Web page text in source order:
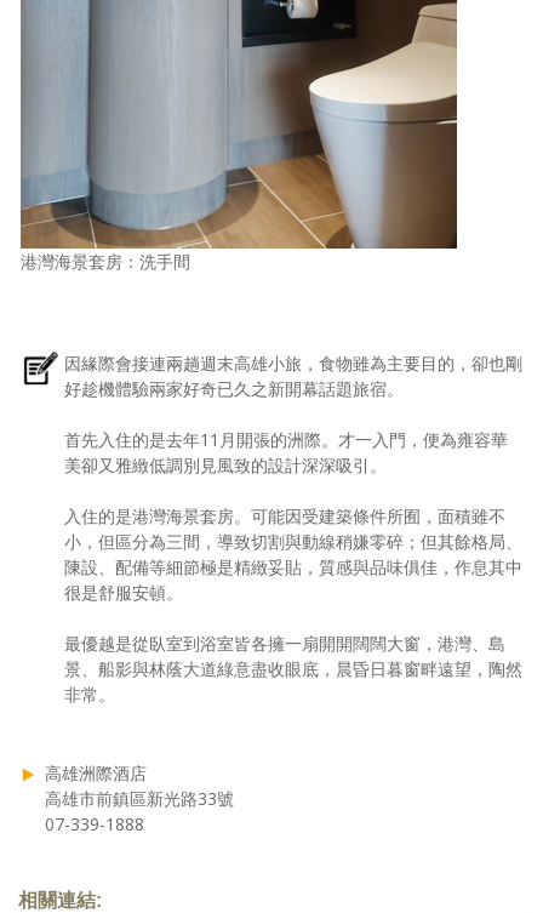
港灣海景套房：洗手間
因緣際會接連兩趟週末高雄小旅，食物雖為主要目的，卻也剛
好趁機體驗兩家好奇已久之新開幕話題旅宿。
首先入住的是去年11月開張的洲際。才一入門，便為雍容華
美卻又雅緻低調別見風致的設計深深吸引。
入住的是港灣海景套房。可能因受建築條件所囿，面積雖不
小，但區分為三間，導致切割與動線稍嫌零碎；但其餘格局、
陳設、配備等細節極是精緻妥貼，質感與品味俱佳，作息其中
很是舒服安頓。
最優越是從臥室到浴室皆各擁一扇開開闊闊大窗，港灣、島
景、船影與林蔭大道綠意盡收眼底，晨昏日暮窗畔遠望，陶然
非常。
高雄洲際酒店
高雄市前鎮區新光路33號
07-339-1888
相關連結: